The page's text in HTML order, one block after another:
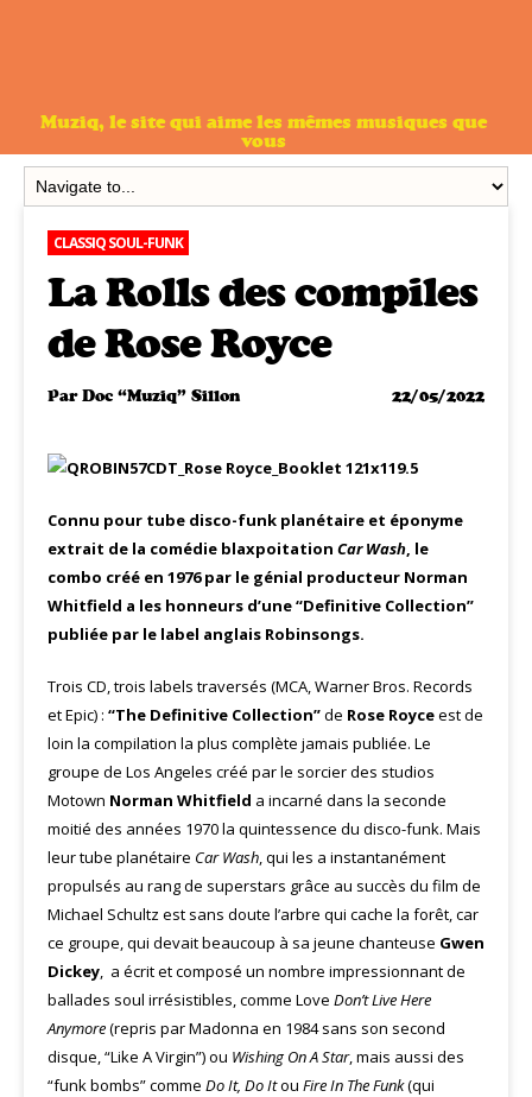
Muziq, le site qui aime les mêmes musiques que
vous
CLASSIQ SOUL-FUNK
La Rolls des compiles
de Rose Royce
ParDoc “Muziq” Sillon 22/05/2022
Connu pour tube disco-funk planétaire et éponyme
extrait de la comédie blaxpoitation Car Wash, le
combo créé en 1976 par le génial producteur Norman
Whitfield a les honneurs d’une “Definitive Collection”
publiée par le label anglais Robinsongs.
Trois CD, trois labels traversés (MCA, Warner Bros. Records
et Epic) : “The Definitive Collection”de Rose Royceest de
loin la compilation la plus complète jamais publiée. Le
groupe de Los Angeles créé par le sorcier des studios
Motown Norman Whitfield a incarné dans la seconde
moitié des années 1970 la quintessence du disco-funk. Mais
leur tube planétaire Car Wash, qui les a instantanément
propulsés au rang de superstars grâce au succès du film de
Michael Schultz est sans doute l’arbre qui cache la forêt, car
ce groupe, qui devait beaucoup à sa jeune chanteuse Gwen
Dickey, a écrit et composé un nombre impressionnant de
ballades soul irrésistibles, comme Love Don’t Live Here
Anymore(repris par Madonna en 1984 sans son second
disque, “Like A Virgin”) ou Wishing On A Star, mais aussi des
“funk bombs” comme Do It, Do Itou Fire In The Funk(qui